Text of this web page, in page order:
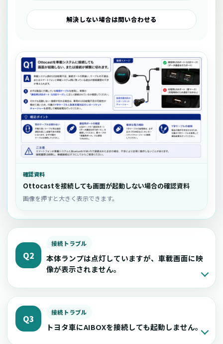
解決しない場合は問い合わせる
確認資料
Ottocastを接続しても画面が起動しない場合の確認資料
画像を押すと大きく表示できます。
Q2
接続トラブル
本体ランプは点灯していますが、車載画面に映
像が表示されません。
Q3
接続トラブル
トヨタ車にAIBOXを接続しても起動しません。